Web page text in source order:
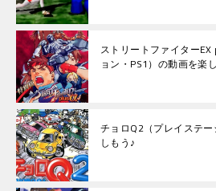
ストリートファイター
ョン・PS1）の動画を楽
チョロQ2（プレイステ
しもう♪